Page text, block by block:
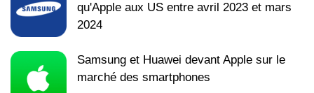
qu'Apple aux US entre avril 2023 et mars
2024
Samsung et Huawei devant Apple sur le
marché des smartphones